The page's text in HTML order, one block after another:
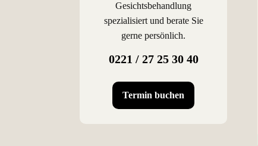
Gesichtsbehandlung
spezialisiert und berate Sie
gerne persönlich.
0221 / 27 25 30 40
Termin buchen